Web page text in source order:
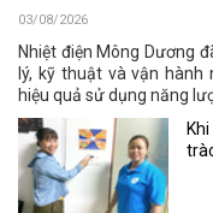
03/08/2026
Nhiệt điện Mông Dương
lý, kỹ thuật và vận
hiệu quả sử dụng năng